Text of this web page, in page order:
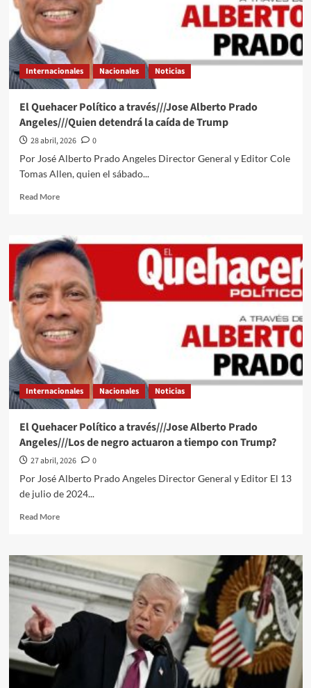
Angeles///Todo
está
mal
hecho
Internacionales Nacionales Noticias
El Quehacer Político a través///Jose Alberto Prado
Angeles///Quien detendrá la caída de Trump
28 abril, 2026
0
Por José Alberto Prado Angeles Director General y Editor Cole
Tomas Allen, quien el sábado...
Read MoreRead
El
Quehacer
Político
través///Jose
Alberto
Prado
Angeles///Quien
detendrá
la
caída
de
Trump
Internacionales Nacionales Noticias
El Quehacer Político a través///Jose Alberto Prado
Angeles///Los de negro actuaron a tiempo con Trump?
27 abril, 2026
0
Por José Alberto Prado Angeles Director General y Editor El 13
de julio de 2024...
Read MoreRead
El
Quehacer
Político
a
través///Jose
Alberto